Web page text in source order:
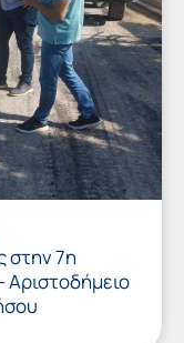
στην 7η
Αριστοδήμειο